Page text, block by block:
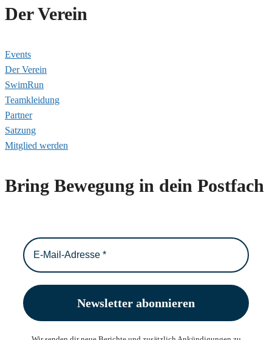
Der Verein
Events
Der Verein
SwimRun
Teamkleidung
Partner
Satzung
Mitglied werden
Bring Bewegung in dein Postfach